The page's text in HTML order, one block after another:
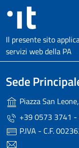
Il presente sito
servizi web della PA
Sede
Piazza San
+39 0573 3741
P.IVA - C.F.